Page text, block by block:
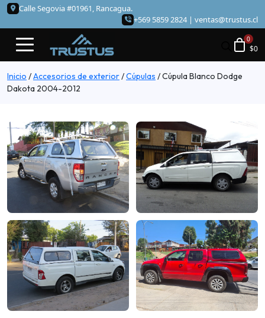
Calle Segovia #01961, Rancagua.
+569 5859 2824 | ventas@trustus.cl
$0
Inicio /Accesorios de exterior/Cúpulas /Cúpula Blanco Dodge
Dakota 2004-2012